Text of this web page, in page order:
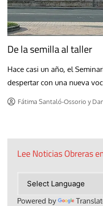
De la semilla al taller
Hace casi un año, el
despertar con una nueva
Fátima Santaló-Ossorio y
Lee Noticias Obreras
Powered by